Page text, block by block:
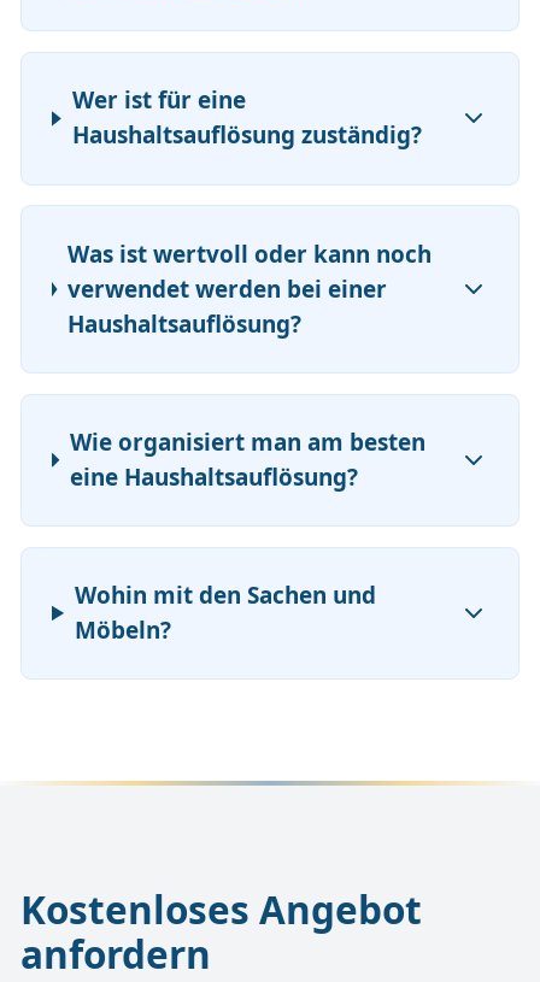
Wer ist für eine
Haushaltsauflösung zuständig?
Was ist wertvoll oder kann noch
verwendet werden bei einer
Haushaltsauflösung?
Wie organisiert man am besten
eine Haushaltsauflösung?
Wohin mit den Sachen und
Möbeln?
Kostenloses Angebot
anfordern